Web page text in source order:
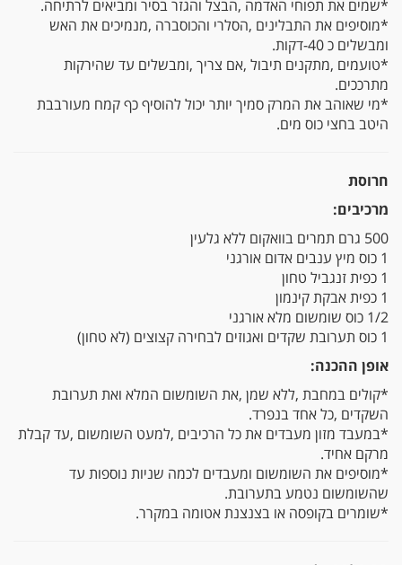
*שמים‭ ‬את‭ ‬תפוחי‭ ‬האדמה‭, ‬הבצל‭ ‬והגזר‭ ‬בסיר‭ ‬ומביאים‭ ‬לרתיחה‭.‬
‬ומבשלים‭ ‬כ‭-‬40‭ ‬דקות‭.‬
‬מתרככים‭.‬
‬היטב‭ ‬בחצי‭ ‬כוס‭ ‬מים‭.‬
חרוסת
מרכיבים‭:‬
500 גרם תמרים בוואקום ללא גלעין
1 כוס
מיץ ענבים אדום אורגני
1 כפית
זנגביל טחון
1 כפית
אבקת קינמון
1/2 כוס
שומשום מלא אורגני
1 כוס תערובת
שקדים ואגוזים לבחירה קצוצים (לא טחון)
אופן‭ ‬ההכנה‭:‬
‬השקדים‭, ‬כל‭ ‬אחד‭ ‬בנפרד‭.‬
‬מרקם‭ ‬אחיד‭.‬
‬שהשומשום‭ ‬נטמע‭ ‬בתערובת‭.‬
*שומרים‭ ‬בקופסה‭ ‬או‭ ‬בצנצנת‭ ‬אטומה‭ ‬במקרר‭.‬